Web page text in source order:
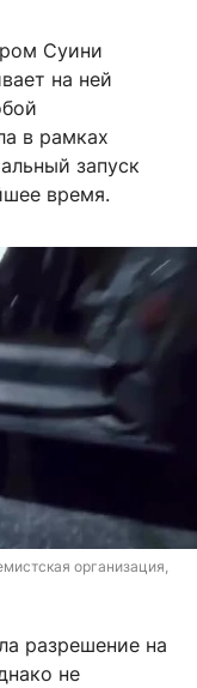
Суини
на ней
в рамках
запуск
время.
организация,
разрешение на
не